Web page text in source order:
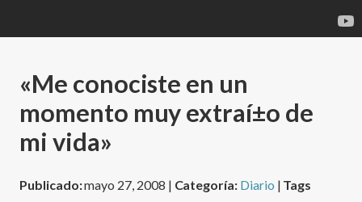
«Me conociste en un
momento muy extraí±o de
mi vida»
Publicado:mayo 27, 2008 | Categoría: Diario | Tags